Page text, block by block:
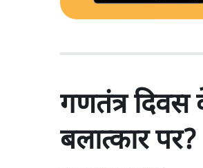
गणतंत्र दिवस
बलात्कार पर?